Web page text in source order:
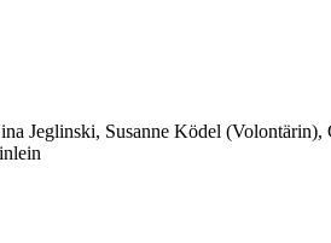
Jeglinski, Susanne Ködel (Volontärin),